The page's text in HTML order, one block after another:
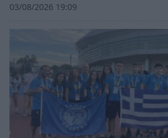
03/08/2026 19:09